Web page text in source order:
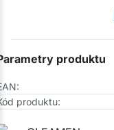
produktu
produktu: